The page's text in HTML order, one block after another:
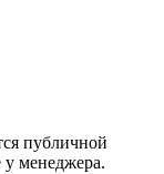
публичной
менеджера.